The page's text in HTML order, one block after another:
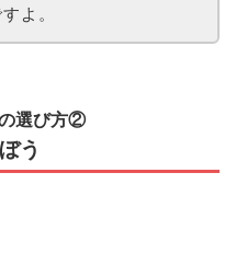
よ。
選び方②
う